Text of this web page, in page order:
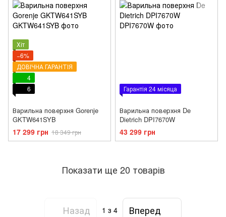
Хіт
−6%
ДОВІЧНА ГАРАНТІЯ
4
6
Варильна поверхня Gorenje
GKTW641SYB
17 299 грн 18 349 грн
Гарантія 24 місяца
Варильна поверхня De
Dietrich DPI7670W
43 299 грн
Показати ще 20 товарів
Назад 1 з 4 Вперед